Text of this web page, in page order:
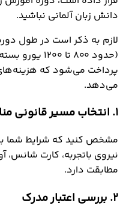
دانش زبان آلمانی نباشید.
لازم به ذکر است در طول
(حدود ۸۰۰ تا
پرداخت می‌شود که
می‌دهد.
1. انتخاب مسیر قانونی مناسب
مشخص کنید که شرایط شما
نیروی باتجربه، کارت
مطابقت دارد.
2. بررسی اعتبار مدرک